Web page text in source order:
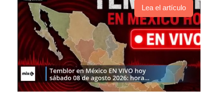
Lea el artículo